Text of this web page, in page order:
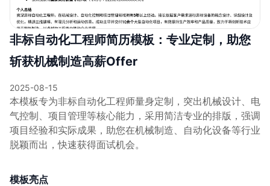
非标自动化工程师简历模板：专业定制，助您
斩获机械制造高薪Offer
2025-08-15
本模板专为非标自动化工程师量身定制，突出机械设计、电
气控制、项目管理等核心能力，采用简洁专业的排版，强调
项目经验和实际成果，助您在机械制造、自动化设备等行业
脱颖而出，快速获得面试机会。
模板亮点